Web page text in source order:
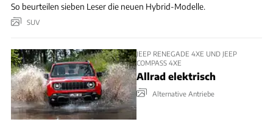
So beurteilen sieben Leser die neuen Hybrid-Modelle.
SUV
JEEP RENEGADE 4XE UND JEEP
COMPASS 4XE
Allrad elektrisch
Alternative Antriebe